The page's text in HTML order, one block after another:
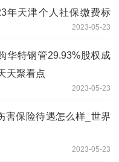
年天津个人社保缴费标
2023-05-23
华特钢管29.93%股权成
天聚看点
2023-05-23
害保险待遇怎么样_世界
2023-05-23